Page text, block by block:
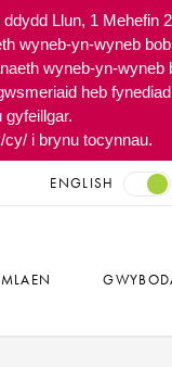
Llun, 1 Mehefin
wyneb-yn-wyneb
wyneb-yn-
heb
i brynu tocynnau.
ENGLISH